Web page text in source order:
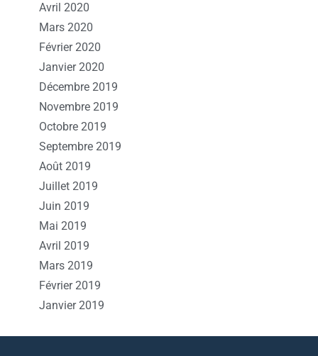
Avril 2020
Mars 2020
Février 2020
Janvier 2020
Décembre 2019
Novembre 2019
Octobre 2019
Septembre 2019
Août 2019
Juillet 2019
Juin 2019
Mai 2019
Avril 2019
Mars 2019
Février 2019
Janvier 2019